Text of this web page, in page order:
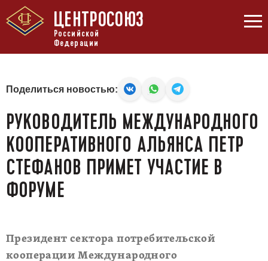
ЦЕНТРОСОЮЗ
Российской
Федерации
Поделиться новостью:
РУКОВОДИТЕЛЬ МЕЖДУНАРОДНОГО
КООПЕРАТИВНОГО АЛЬЯНСА ПЕТР
СТЕФАНОВ ПРИМЕТ УЧАСТИЕ В
ФОРУМЕ
Президент сектора потребительской
кооперации Международного